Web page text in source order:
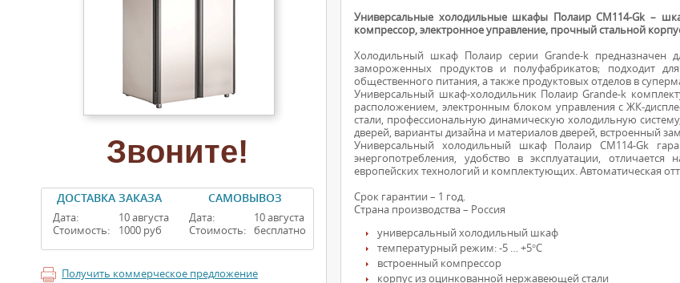
Звоните!
ДОСТАВКА ЗАКАЗА
Дата:
Стоимость:
10 августа
1000 руб
САМОВЫВОЗ
Дата:
Стоимость:
10 августа
бесплатно
Получить коммерческое предложение
Универсальные холодильные шкафы Полаир CM114-Gk –
компрессор, электронное управление, прочный стальной
Холодильный шкаф Полаир серии Grande-k предназначен
замороженных продуктов и полуфабрикатов; подходит
общественного питания, а также продуктовых отделов в
Универсальный шкаф-холодильник Полаир Grande-k
расположением, электронным блоком управления с ЖК-
стали, профессиональную динамическую холодильную
дверей, варианты дизайна и материалов дверей, встроенный
Универсальный холодильный шкаф Полаир CM114-Gk
энергопотребления, удобство в эксплуатации,
европейских технологий и комплектующих. Автоматическая
Срок гарантии – 1 год.
Страна производства – Россия
универсальный холодильный шкаф
температурный режим: -5 … +5°С
встроенный компрессор
корпус из оцинкованной нержавеющей стали